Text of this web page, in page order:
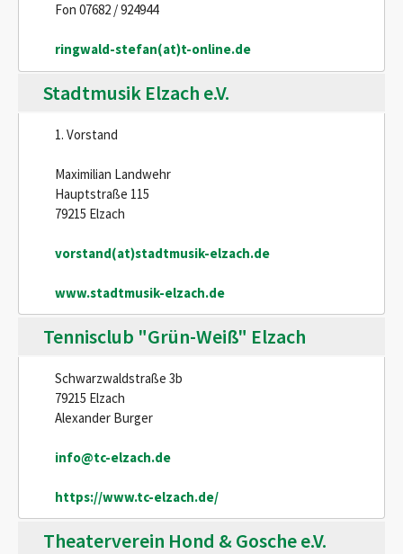
Fon 07682 / 924944
ringwald-stefan(at)t-online.de
Stadtmusik Elzach e.V.
1. Vorstand
Maximilian Landwehr
Hauptstraße 115
79215 Elzach
vorstand(at)stadtmusik-elzach.de
www.stadtmusik-elzach.de
Tennisclub "Grün-Weiß" Elzach
Schwarzwaldstraße 3b
79215 Elzach
Alexander Burger
info@tc-elzach.de
https://www.tc-elzach.de/
Theaterverein Hond & Gosche e.V.